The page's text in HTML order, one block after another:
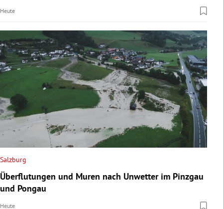
Untermenü
Untermenü
Untermenü
Untermenü
Untermenü
Untermenü
Untermenü
Untermenü
Heute
Salzburg
Überflutungen und Muren nach Unwetter im Pinzgau
und Pongau
Heute